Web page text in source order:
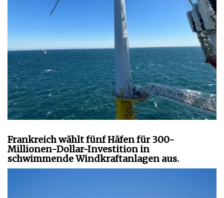
Frankreich wählt fünf Häfen für 300-
Millionen-Dollar-Investition in
schwimmende Windkraftanlagen aus.